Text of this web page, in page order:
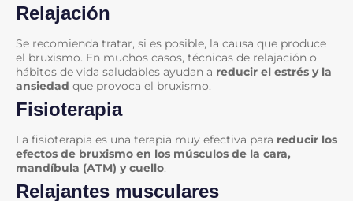
Relajación
Se recomienda tratar, si es posible, la causa que produce
el bruxismo. En muchos casos, técnicas de relajación o
hábitos de vida saludables ayudan a reducir el estrés y la
ansiedad que provoca el bruxismo.
Fisioterapia
La fisioterapia es una terapia muy efectiva para reducir los
efectos de bruxismo en los músculos de la cara,
mandíbula (ATM) y cuello.
Relajantes musculares